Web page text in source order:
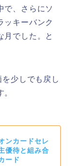
で、さらにソ
ッキーバンク
月でした。と
少しでも戻し
ンカードセレ
優待と組み合
ード